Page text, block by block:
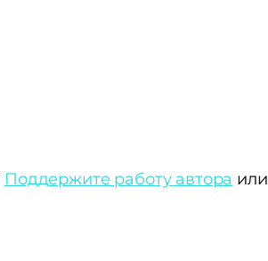
Поддержите работу автора или